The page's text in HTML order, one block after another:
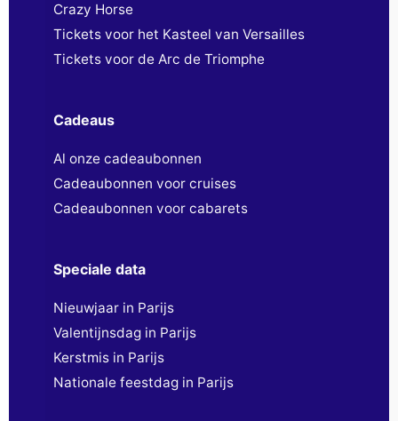
Crazy Horse
Tickets voor het Kasteel van Versailles
Tickets voor de Arc de Triomphe
Cadeaus
Al onze cadeaubonnen
Cadeaubonnen voor cruises
Cadeaubonnen voor cabarets
Speciale data
Nieuwjaar in Parijs
Valentijnsdag in Parijs
Kerstmis in Parijs
Nationale feestdag in Parijs